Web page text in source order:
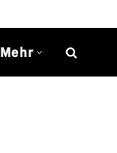
Mehr